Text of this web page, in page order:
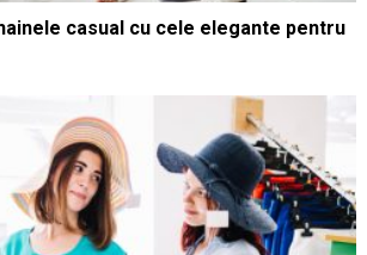
casual cu cele elegante pentru